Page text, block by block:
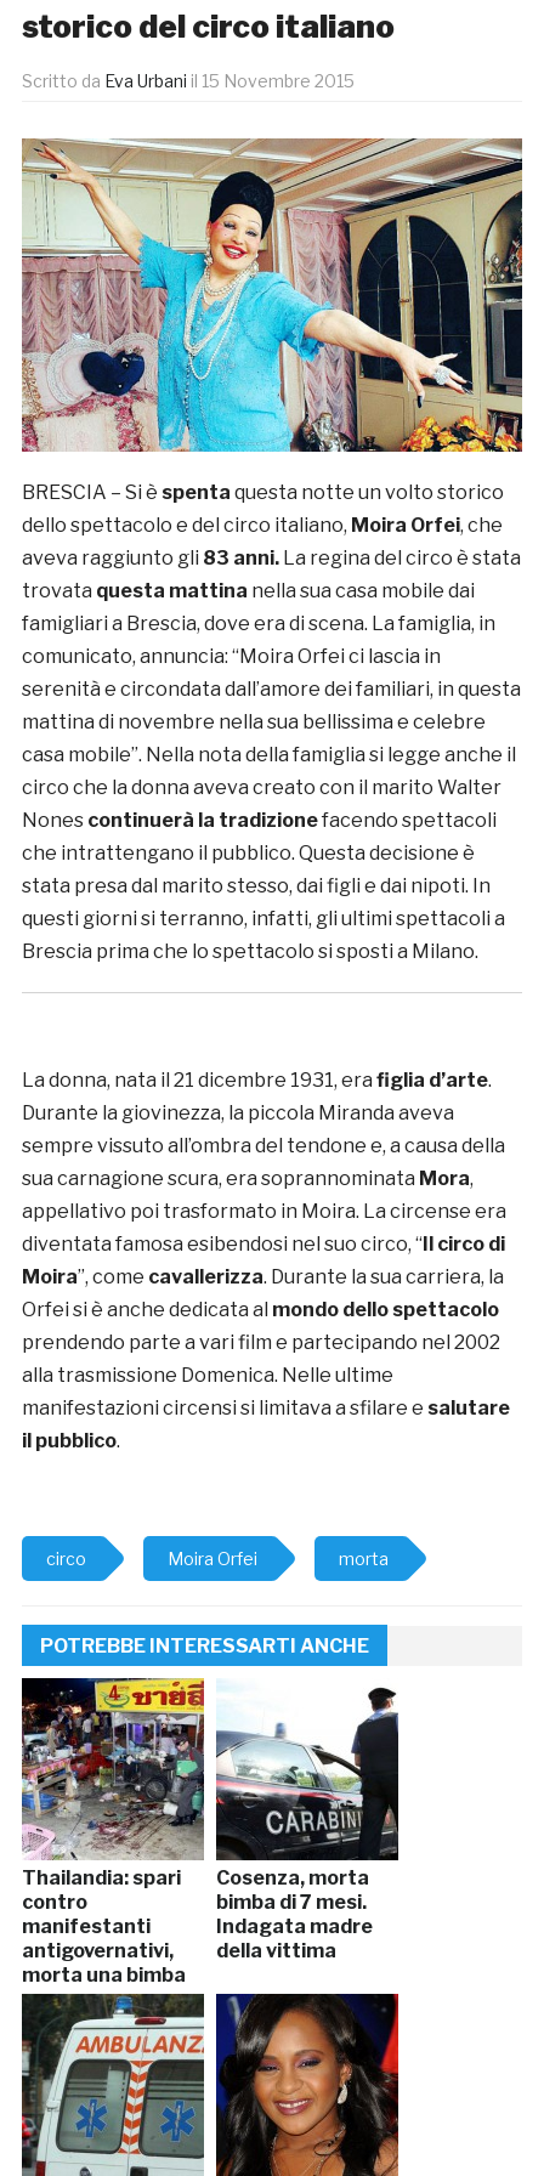
storico del circo italiano
Scritto da Eva Urbani il 15 Novembre 2015
BRESCIA – Si è spenta questa notte un volto storico
dello spettacolo e del circo italiano, Moira Orfei, che
aveva raggiunto gli 83 anni.La regina del circo è stata
trovata questa mattina nella sua casa mobile dai
famigliari a Brescia, dove era di scena. La famiglia, in
comunicato, annuncia: “Moira Orfei ci lascia in
serenità e circondata dall’amore dei familiari, in questa
mattina di novembre nella sua bellissima e celebre
casa mobile”. Nella nota della famiglia si legge anche il
circo che la donna aveva creato con il marito Walter
Nones continuerà la tradizionefacendo spettacoli
che intrattengano il pubblico. Questa decisione è
stata presa dal marito stesso, dai figli e dai nipoti. In
questi giorni si terranno, infatti, gli ultimi spettacoli a
Brescia prima che lo spettacolo si sposti a Milano.
La donna, nata il 21 dicembre 1931, era figlia d’arte.
Durante la giovinezza, la piccola Miranda aveva
sempre vissuto all’ombra del tendone e, a causa della
sua carnagione scura, era soprannominata Mora,
appellativo poi trasformato in Moira. La circense era
diventata famosa esibendosi nel suo circo, “Il circo di
Moira”, come cavallerizza. Durante la sua carriera, la
Orfei si è anche dedicata al mondo dello spettacolo
prendendo parte a vari film e partecipando nel 2002
alla trasmissione Domenica. Nelle ultime
manifestazioni circensi si limitava a sfilare e salutare
il pubblico.
circo Moira Orfei morta
POTREBBE INTERESSARTI ANCHE
Thailandia: spari
contro
manifestanti
antigovernativi,
morta una bimba
Cosenza, morta
bimba di 7 mesi.
Indagata madre
della vittima